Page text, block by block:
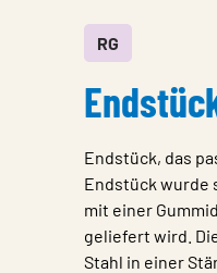
RG
Endstück, das
Endstück wurde
mit einer
geliefert wird.
Stahl in einer